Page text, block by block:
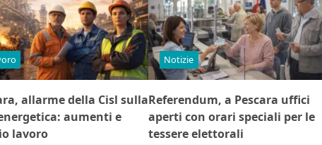
allarme della Cisl sulla
aumenti e
lavoro
Notizie
Referendum, a Pescara uffici
aperti con orari speciali per le
tessere elettorali